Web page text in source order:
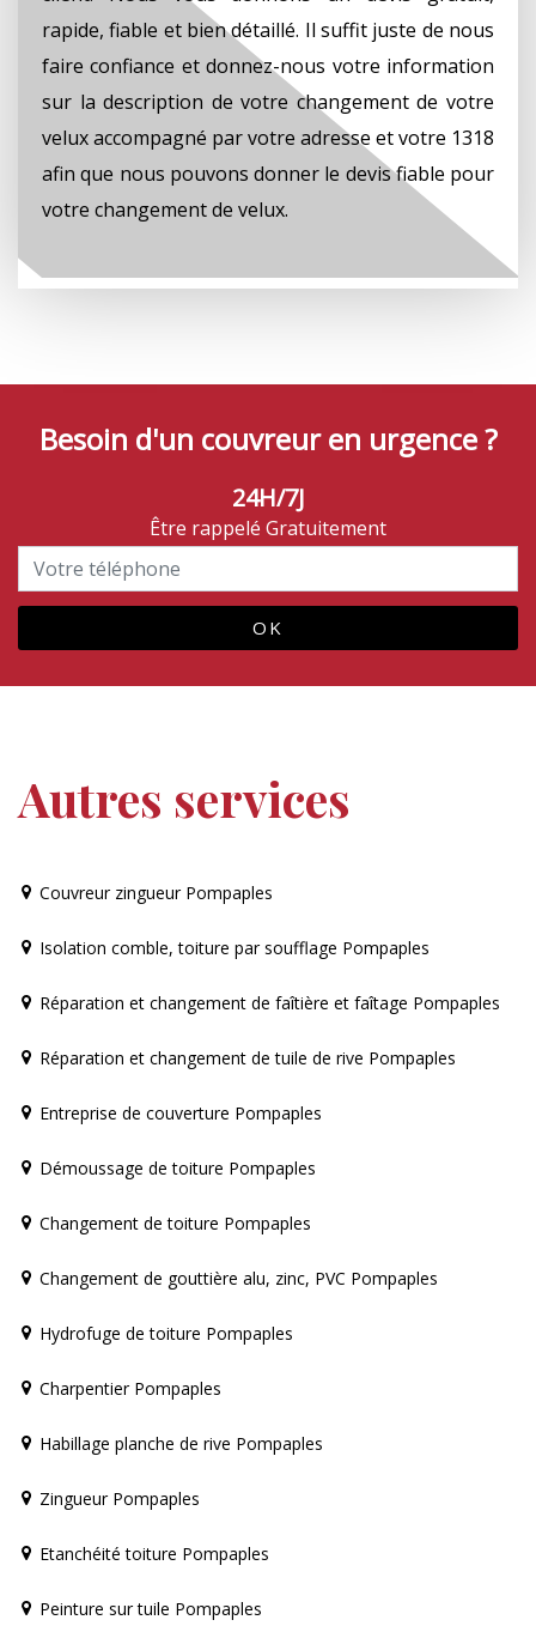
rapide, fiable et bien détaillé. Il suffit juste de nous
faire confiance et donnez-nous votre information
sur la description de votre changement de votre
velux accompagné par votre adresse et votre 1318
afin que nous pouvons donner le devis fiable pour
votre changement de velux.
Besoin d'un couvreur en urgence ?
24H/7J
Être rappelé Gratuitement
Autres services
Couvreur zingueur Pompaples
Isolation comble, toiture par soufflage Pompaples
Réparation et changement de faîtière et faîtage Pompaples
Réparation et changement de tuile de rive Pompaples
Entreprise de couverture Pompaples
Démoussage de toiture Pompaples
Changement de toiture Pompaples
Changement de gouttière alu, zinc, PVC Pompaples
Hydrofuge de toiture Pompaples
Charpentier Pompaples
Habillage planche de rive Pompaples
Zingueur Pompaples
Etanchéité toiture Pompaples
Peinture sur tuile Pompaples